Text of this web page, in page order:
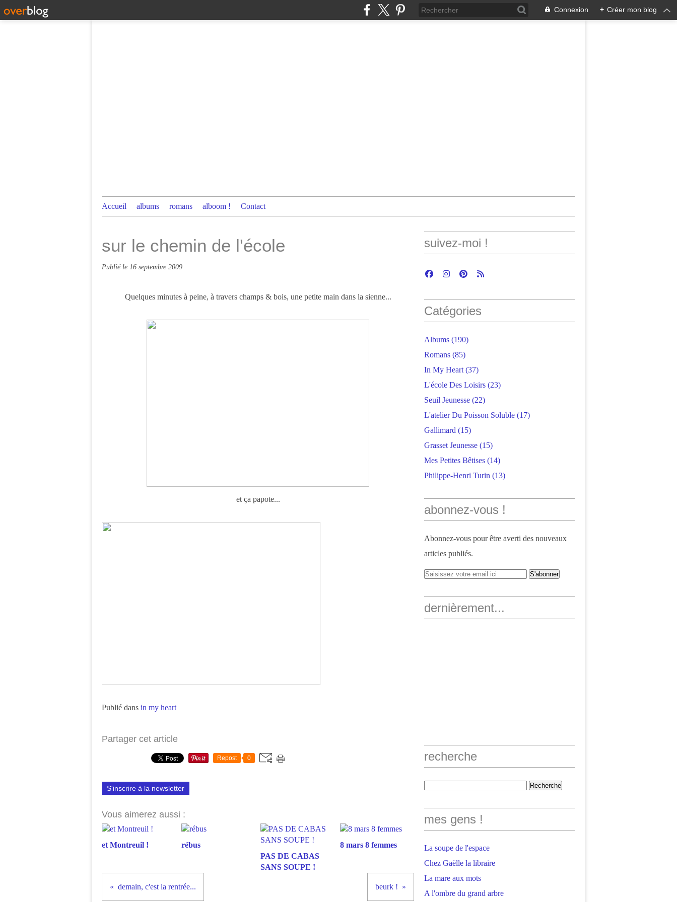
Connexion + Créer mon blog
Accueil albums romans alboom ! Contact
sur le chemin de l'école
Publié le 16 septembre 2009
Quelques minutes à peine, à travers champs & bois, une petite main dans la sienne...
et ça papote...
Publié dans in my heart
Partager cet article
Repost 0
S'inscrire à la newsletter
Vous aimerez aussi :
et Montreuil !
rébus
PAS DE CABAS
SANS SOUPE !
8 mars 8 femmes
demain, c'est la rentrée... beurk !
suivez-moi !
Catégories
Albums (190)
Romans (85)
In My Heart (37)
L'école Des Loisirs (23)
Seuil Jeunesse (22)
L'atelier Du Poisson Soluble (17)
Gallimard (15)
Grasset Jeunesse (15)
Mes Petites Bêtises (14)
Philippe-Henri Turin (13)
abonnez-vous !
Abonnez-vous pour être averti des nouveaux
articles publiés.
dernièrement...
recherche
mes gens !
La soupe de l'espace
Chez Gaëlle la libraire
La mare aux mots
A l'ombre du grand arbre